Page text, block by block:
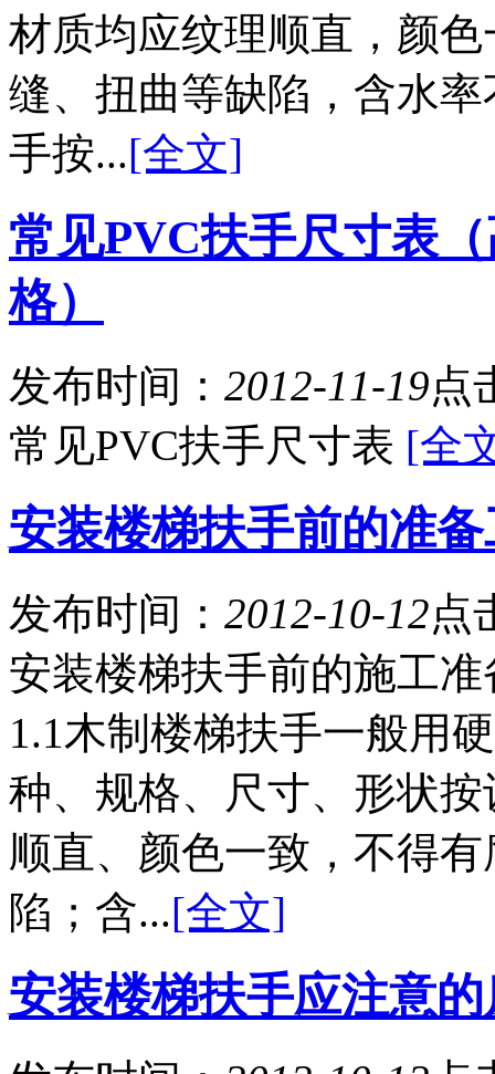
材质均应纹理顺直，颜
缝、扭曲等缺陷，含水
手按...[全文]
常见PVC扶手尺寸表
格）
发布时间： 2012-11-19点
常见PVC扶手尺寸表 [全
安装楼梯扶手前的准
发布时间： 2012-10-12点
安装楼梯扶手前的
1.1木制楼梯扶手一般用
种、规格、尺寸、形状
顺直、颜色一致，不得
陷；含...[全文]
安装楼梯扶手应注意